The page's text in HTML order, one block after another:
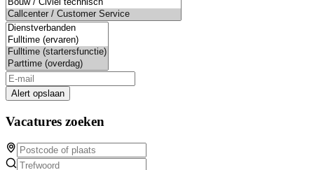
Alert opslaan
Vacatures zoeken